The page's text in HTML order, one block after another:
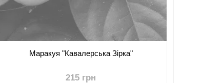
Маракуя "Кавалерська Зірка"
215 грн